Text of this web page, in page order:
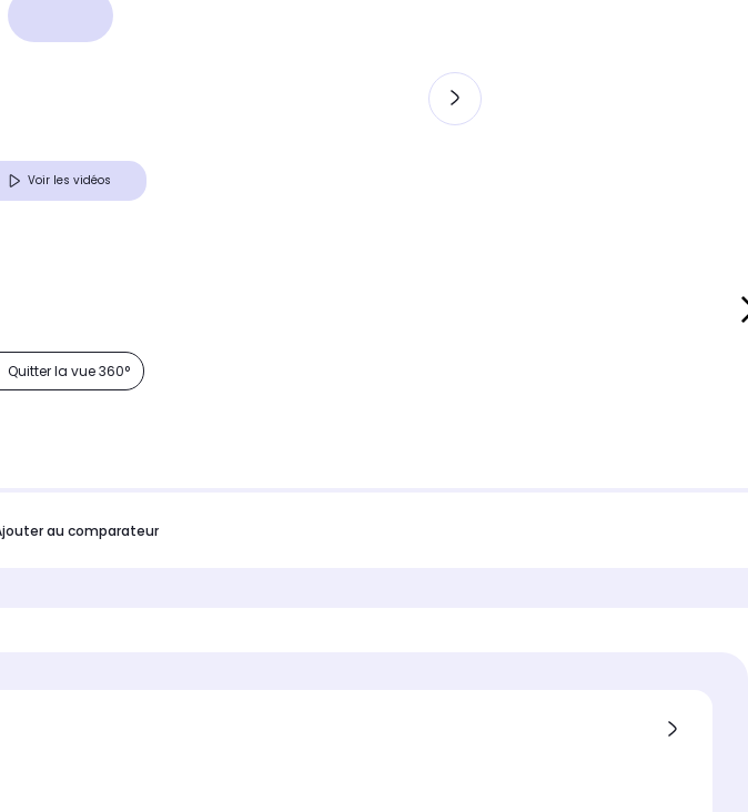
Voir les vidéos
Quitter la vue 360°
au comparateur